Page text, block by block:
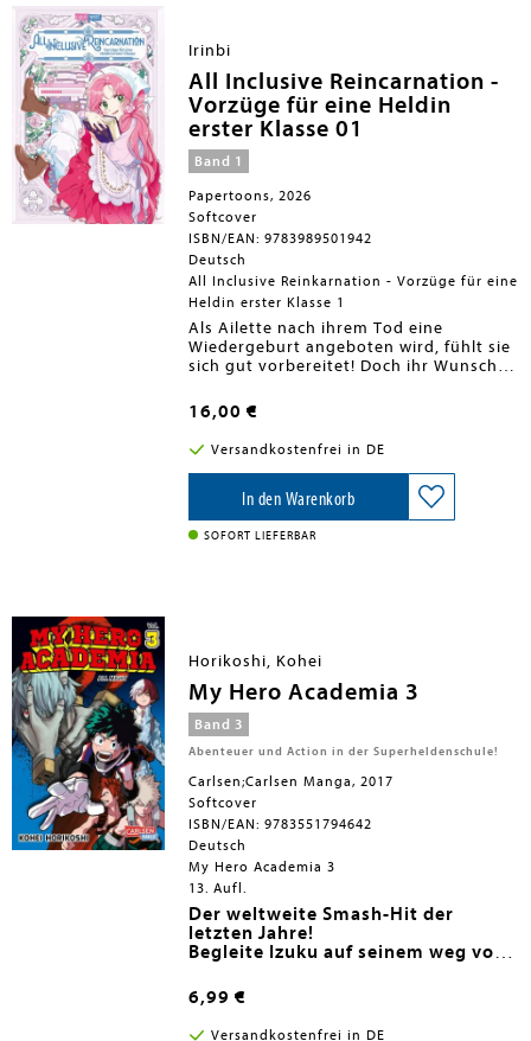
Irinbi
All Inclusive Reincarnation -
Vorzüge für eine Heldin
erster Klasse 01
Band 1
Papertoons, 2026
Softcover
ISBN/EAN: 9783989501942
Deutsch
All Inclusive Reinkarnation - Vorzüge für eine
Heldin erster Klasse 1
Als Ailette nach ihrem Tod eine
Wiedergeburt angeboten wird, fühlt sie
sich gut vorbereitet! Doch ihr Wunsch,
Fantasy-Roman wiedergeboren zu
werden, wird ihr nicht erfüllt.
Stattdessen landet sie in einer
Geschichte, deren Welt in einer
Zeitschleife gefangen ist und kurz vor
dem Untergang steht.Was für ein
Schlamassel. Zum Glück hatte Ailette
vor ihrer Wiedergeburt einem ganz
beschließt sie, die Welt zu retten ...
16,00 €
Versandkostenfrei in DE
In den Warenkorb
SOFORT LIEFERBAR
Horikoshi, Kohei
My Hero Academia 3
Band 3
Abenteuer und Action in der Superheldenschule!
Carlsen;Carlsen Manga, 2017
Softcover
ISBN/EAN: 9783551794642
Deutsch
My Hero Academia 3
13. Aufl.
Der weltweite Smash-Hit der
letzten Jahre!
Begleite Izuku auf seinem weg vom
größten Superhelden aller Zeiten!!
Kein Plan, was diese Liga der Bösen
6,99 €
Versandkostenfrei in DE